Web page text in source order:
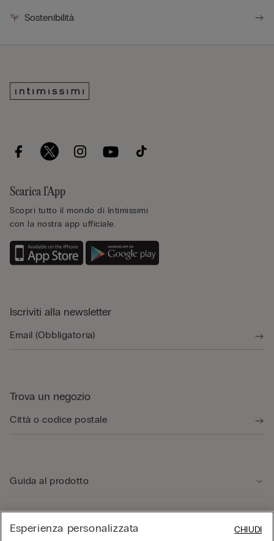
Sostenibilità
Scarica l’App
Scopri tutto il mondo di Intimissimi
con la nostra app ufficiale.
Iscriviti alla newsletter
Trova un negozio
Guida al prodotto
Esperienza personalizzata CHIUDI